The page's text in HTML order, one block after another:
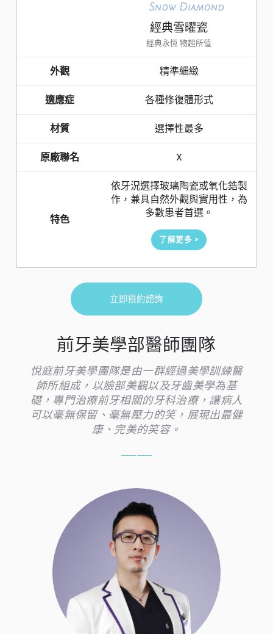
經典雪曜瓷
經典永恆 物超所值
外觀 精準細緻
適應症 各種修復體形式
材質 選擇性最多
原廠聯名 X
特色
依牙況選擇玻璃陶瓷或氧化鋯製
作，兼具自然外觀與實用性，為
多數患者首選。
了解更多 >
立即預約諮詢
前牙美學部醫師團隊
悅庭前牙美學團隊是由一群經過美學訓練醫
師所組成，以臉部美觀以及牙齒美學為基
礎，專門治療前牙相關的牙科治療，讓病人
可以毫無保留、毫無壓力的笑，展現出最健
康、完美的笑容。